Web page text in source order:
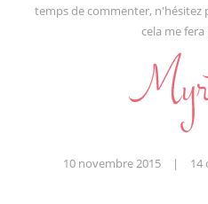
temps de commenter, n'hésitez
cela me fera
10 novembre 2015 | 14